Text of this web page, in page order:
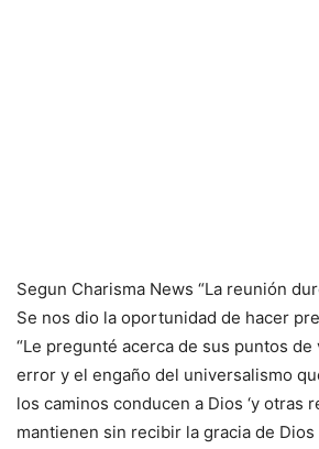
Segun Charisma News “La reunión
Se nos dio la oportunidad de hacer
“Le pregunté acerca de sus puntos
error y el engaño del universalismo
los caminos conducen a Dios ‘y otras
mantienen sin recibir la gracia de